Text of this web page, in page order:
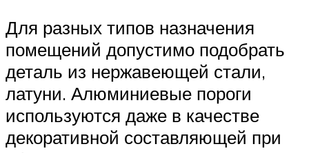
Для разных типов назначения
помещений допустимо подобрать
деталь из нержавеющей стали,
латуни. Алюминиевые пороги
используются даже в качестве
декоративной составляющей при